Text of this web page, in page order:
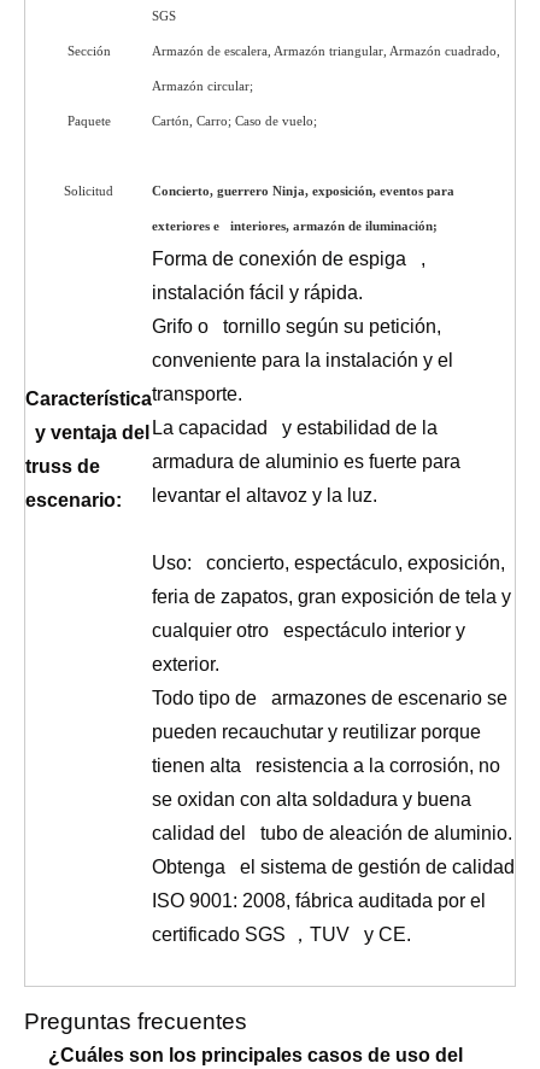
SGS
Sección Armazón de escalera, Armazón triangular, Armazón cuadrado,
Armazón circular;
Paquete Cartón, Carro; Caso de vuelo;
Solicitud Concierto, guerrero Ninja, exposición, eventos para
exteriores e interiores, armazón de iluminación;
Característica
y ventaja del
truss de
escenario:
Forma de conexión de espiga ,
instalación fácil y rápida.
Grifo o tornillo según su petición,
conveniente para la instalación y el
transporte.
La capacidad y estabilidad de la
armadura de aluminio es fuerte para
levantar el altavoz y la luz.
Uso: concierto, espectáculo, exposición,
feria de zapatos, gran exposición de tela y
cualquier otro espectáculo interior y
exterior.
Todo tipo de armazones de escenario se
pueden recauchutar y reutilizar porque
tienen alta resistencia a la corrosión, no
se oxidan con alta soldadura y buena
calidad del tubo de aleación de aluminio.
Obtenga el sistema de gestión de calidad
ISO 9001: 2008, fábrica auditada por el
certificado SGS
， TUV y CE.
Preguntas frecuentes
¿Cuáles son los principales casos de uso del